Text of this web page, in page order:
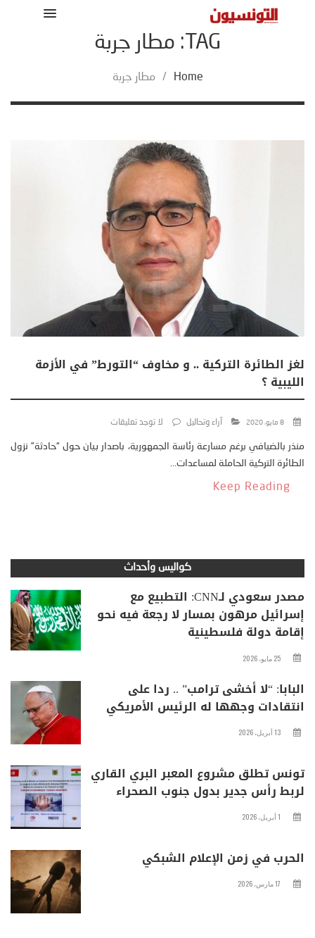
TAG: مطار جربة
Home
/ مطار جربة
لغز الطائرة التركية .. و مخاوف “التورط” في الأزمة
الليبية ؟
8 مايو، 2020 آراء وتحاليل لا توجد تعليقات
منذر بالضيافي برغم مسارعة رئاسة الجمهورية، باصدار بيان حول “حادثة” نزول
الطائرة التركية الحاملة لمساعدات...
Keep Reading
كواليس وأحداث
مصدر سعودي لـCNN: التطبيع مع
إسرائيل مرهون بمسار لا رجعة فيه نحو
إقامة دولة فلسطينية
25 مايو، 2026
البابا: “لا أخشى ترامب” .. ردا على
انتقادات وجهها له الرئيس الأمريكي
13 أبريل، 2026
تونس تطلق مشروع المعبر البري القاري
لربط رأس جدير بدول جنوب الصحراء
1 أبريل، 2026
الحرب في زمن الإعلام الشبكي
17 مارس، 2026